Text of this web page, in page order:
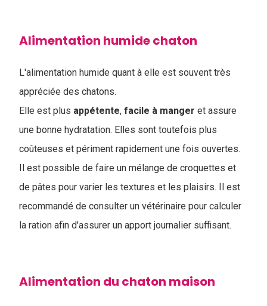
Alimentation humide chaton
L'alimentation humide quant à elle est souvent très
appréciée des chatons.
Elle est plus appétente, facile à manger et assure
une bonne hydratation. Elles sont toutefois plus
coûteuses et périment rapidement une fois ouvertes.
Il est possible de faire un mélange de croquettes et
de pâtes pour varier les textures et les plaisirs. Il est
recommandé de consulter un vétérinaire pour calculer
la ration afin d'assurer un apport journalier suffisant.
Alimentation du chaton maison